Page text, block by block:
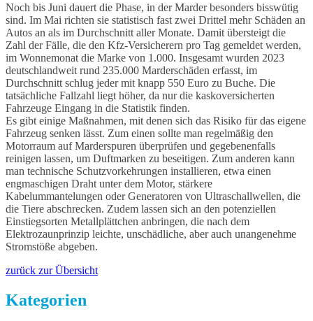
Noch bis Juni dauert die Phase, in der Marder besonders bisswütig
sind. Im Mai richten sie statistisch fast zwei Drittel mehr Schäden an
Autos an als im Durchschnitt aller Monate. Damit übersteigt die
Zahl der Fälle, die den Kfz-Versicherern pro Tag gemeldet werden,
im Wonnemonat die Marke von 1.000. Insgesamt wurden 2023
deutschlandweit rund 235.000 Marderschäden erfasst, im
Durchschnitt schlug jeder mit knapp 550 Euro zu Buche. Die
tatsächliche Fallzahl liegt höher, da nur die kaskoversicherten
Fahrzeuge Eingang in die Statistik finden.
Es gibt einige Maßnahmen, mit denen sich das Risiko für das eigene
Fahrzeug senken lässt. Zum einen sollte man regelmäßig den
Motorraum auf Marderspuren überprüfen und gegebenenfalls
reinigen lassen, um Duftmarken zu beseitigen. Zum anderen kann
man technische Schutzvorkehrungen installieren, etwa einen
engmaschigen Draht unter dem Motor, stärkere
Kabelummantelungen oder Generatoren von Ultraschallwellen, die
die Tiere abschrecken. Zudem lassen sich an den potenziellen
Einstiegsorten Metallplättchen anbringen, die nach dem
Elektrozaunprinzip leichte, unschädliche, aber auch unangenehme
Stromstöße abgeben.
zurück zur Übersicht
Kategorien